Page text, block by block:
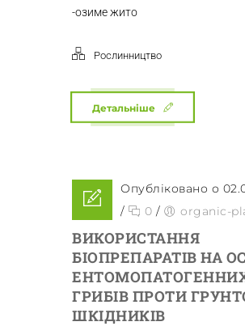
-озиме жито
Рослинництво
Детальніше
Опубліковано о
/
0 / organic-
ВИКОРИСТАННЯ
БІОПРЕПАРАТІВ НА
ГРИБІВ ПРОТИ
ШКІДНИКІВ